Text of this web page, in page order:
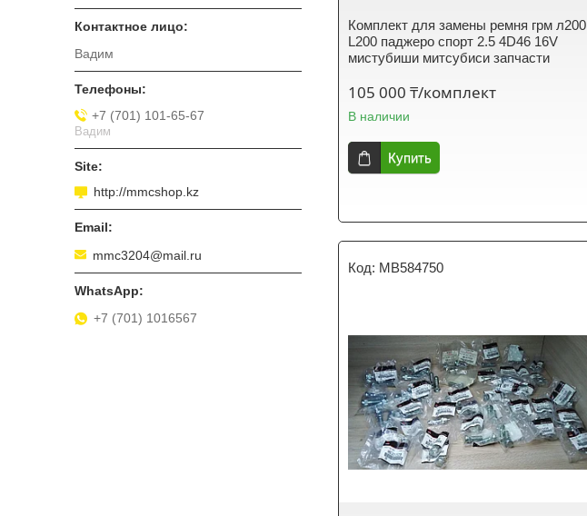
Комплект для замены ремня грм л200
L200 паджеро спорт 2.5 4D46 16V
мистубиши митсубиси запчасти
105 000 ₸/комплект
В наличии
Купить
MB584750
Вадим
+7 (701) 101-65-67
Вадим
http://mmcshop.kz
mmc3204@mail.ru
+7 (701) 1016567